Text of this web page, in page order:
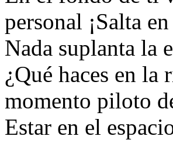
personal ¡Salta
Nada suplanta la
¿Qué haces en la
momento piloto
Estar en el